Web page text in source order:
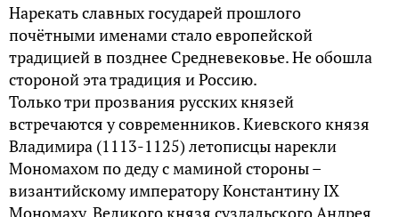
Нарекать славных государей прошлого
почётными именами стало европейской
традицией в позднее Средневековье. Не обошла
стороной эта традиция и Россию.
Только три прозвания русских князей
встречаются у современников. Киевского князя
Владимира (1113-1125) летописцы нарекли
Мономахом по деду с маминой стороны –
византийскому императору Константину IX
Мономаху. Великого князя суздальского Андрея